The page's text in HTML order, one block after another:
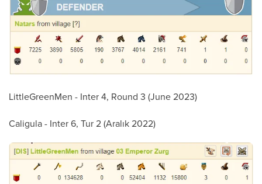
LittleGreenMen - Inter 4, Round 3 (June 2023)
Caligula - Inter 6, Tur 2 (Aralık 2022)